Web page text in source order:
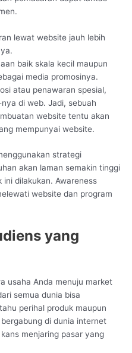
lewat website jauh lebih
baik skala kecil maupun
media promosinya.
atau penawaran spesial,
di web. Jadi, sebuah
website tentu akan
mempunyai website.
strategi
akan laman semakin tinggi
dilakukan. Awareness
website dan program
yang
usaha Anda menuju market
semua dunia bisa
perihal produk maupun
di dunia internet
menjaring pasar yang